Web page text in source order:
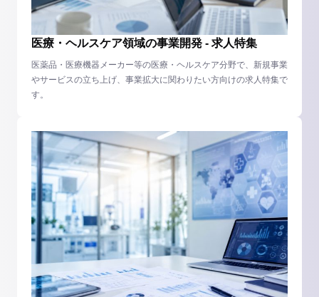
医療・ヘルスケア領域の事業開発 - 求人特集
医薬品・医療機器メーカー等の医療・ヘルスケア分野で、新規事業
やサービスの立ち上げ、事業拡大に関わりたい方向けの求人特集で
す。